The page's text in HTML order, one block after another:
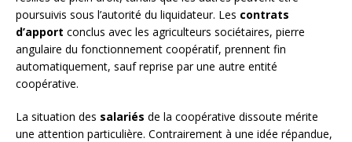
poursuivis sous l’autorité du liquidateur. Les contrats
d’apport conclus avec les agriculteurs sociétaires, pierre
angulaire du fonctionnement coopératif, prennent fin
automatiquement, sauf reprise par une autre entité
coopérative.
La situation des salariés de la coopérative dissoute mérite
une attention particulière. Contrairement à une idée répandue,